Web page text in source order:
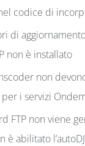
codice di
di
non è installato
non
per i servizi
FTP non viene
è abilitato